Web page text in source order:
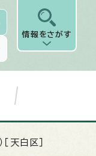
情報をさがす
天白区］